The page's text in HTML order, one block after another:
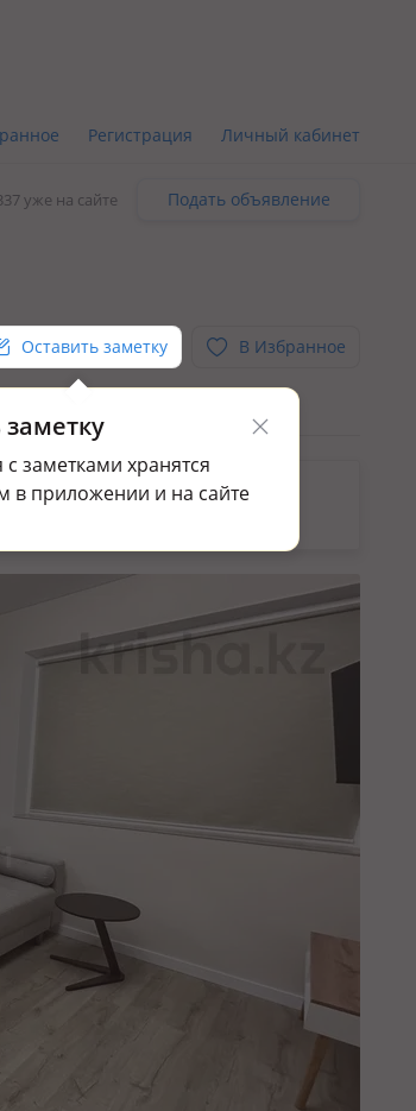
Регистрация Личный кабинет
уже на сайте Подать объявление
Оставить заметку
заметками хранятся
в приложении и на сайте
В Избранное